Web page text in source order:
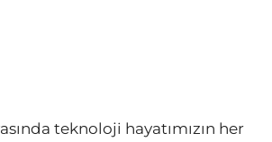
teknoloji hayatımızın her